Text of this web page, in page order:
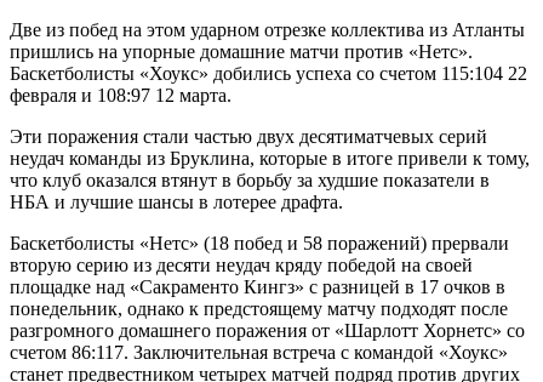
Две из побед на этом ударном отрезке коллектива из Атланты
пришлись на упорные домашние матчи против «Нетс».
Баскетболисты «Хоукс» добились успеха со счетом 115:104 22
февраля и 108:97 12 марта.
Эти поражения стали частью двух десятиматчевых серий
неудач команды из Бруклина, которые в итоге привели к тому,
что клуб оказался втянут в борьбу за худшие показатели в
НБА и лучшие шансы в лотерее драфта.
Баскетболисты «Нетс» (18 побед и 58 поражений) прервали
вторую серию из десяти неудач кряду победой на своей
площадке над «Сакраменто Кингз» с разницей в 17 очков в
понедельник, однако к предстоящему матчу подходят после
разгромного домашнего поражения от «Шарлотт Хорнетс» со
счетом 86:117. Заключительная встреча с командой «Хоукс»
станет предвестником четырех матчей подряд против других